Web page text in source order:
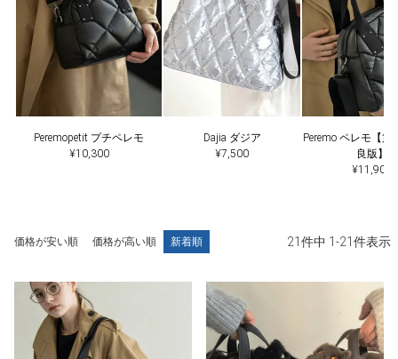
Peremopetit プチペレモ
¥10,300
Dajia ダジア
¥7,500
Peremo ペレモ【第
良版】
¥11,900
価格が安い順 価格が高い順 新着順 21件中 1-21件表示